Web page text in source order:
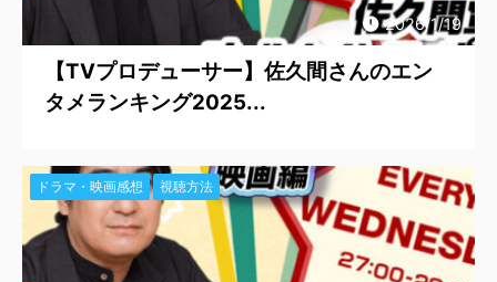
2026/1/19
【TVプロデューサー】佐久間さんのエン
タメランキング2025...
ドラマ・映画感想 視聴方法